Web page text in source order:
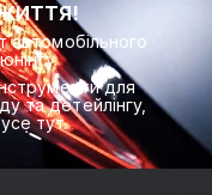
автомобільного
для
та детейлінгу,
тут.